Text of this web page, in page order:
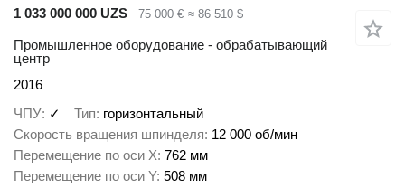
1 033 000 000 UZS
75 000 € ≈ 86 510 $
Промышленное оборудование - обрабатывающий
центр
2016
ЧПУ ✓ Тип горизонтальный
Скорость вращения шпинделя 12 000 об/мин
Перемещение по оси X 762 мм
Перемещение по оси Y 508 мм